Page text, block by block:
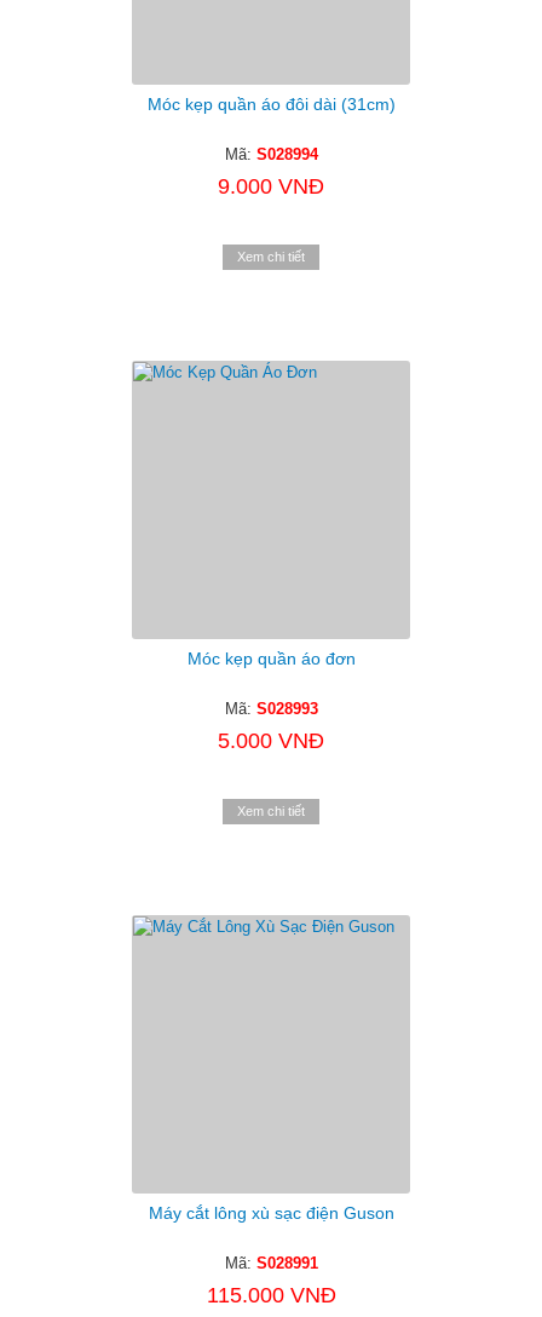
Móc kẹp quần áo đôi dài (31cm)
Mã: S028994
9.000 VNĐ
Xem chi tiết
Móc kẹp quần áo đơn
Mã: S028993
5.000 VNĐ
Xem chi tiết
Máy cắt lông xù sạc điện Guson
Mã: S028991
115.000 VNĐ